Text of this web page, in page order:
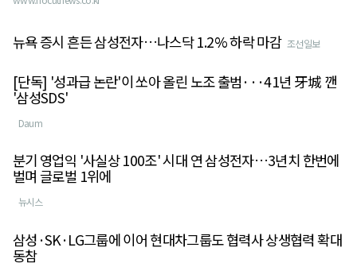
뉴욕 증시 흔든 삼성전자…나스닥 1.2% 하락 마감 조선일보
[단독] '성과급 논란'이 쏘아 올린 노조 출범···41년 牙城 깬
'삼성SDS'
Daum
분기 영업익 '사실상 100조' 시대 연 삼성전자…3년치 한번에
벌며 글로벌 1위에
뉴시스
삼성·SK·LG그룹에 이어 현대차그룹도 협력사 상생협력 확대
동참